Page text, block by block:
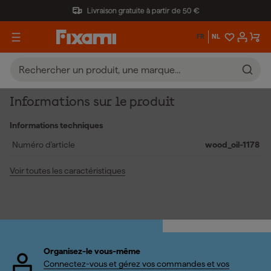
Livraison gratuite à partir de 50 €
FR NL
Informations sur le produit
Informations techniques
Numéro d'article
wood_oil-1178
Voir toutes les caractéristiques
Organisez-le vous-même
Connectez-vous et gérez vos commandes et vos